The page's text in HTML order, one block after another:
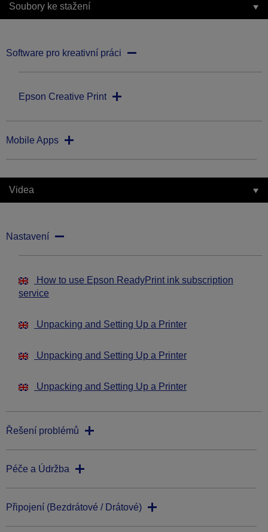
Soubory ke stažení
Software pro kreativní práci
Epson Creative Print
Mobile Apps
Videa
Nastavení
How to use Epson ReadyPrint ink subscription
service
Unpacking and Setting Up a Printer
Unpacking and Setting Up a Printer
Unpacking and Setting Up a Printer
Řešení problémů
Péče a Údržba
Připojení (Bezdrátové / Drátové)